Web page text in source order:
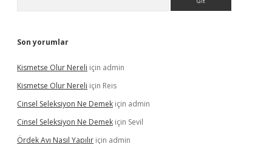
Son yorumlar
Kismetse Olur Nereli için admin
Kismetse Olur Nereli için Reis
Cinsel Seleksiyon Ne Demek için admin
Cinsel Seleksiyon Ne Demek için Sevil
Ördek Avı Nasıl Yapılır için admin